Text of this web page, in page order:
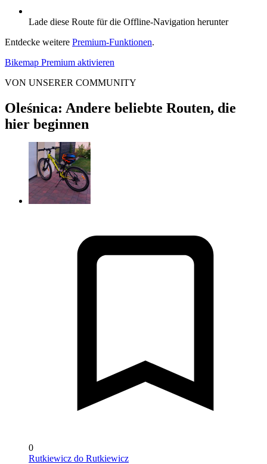
Lade diese Route für die Offline-Navigation herunter
Entdecke weitere Premium-Funktionen.
Bikemap Premium aktivieren
VON UNSERER COMMUNITY
Oleśnica: Andere beliebte Routen, die
hier beginnen
0
Rutkiewicz do Rutkiewicz